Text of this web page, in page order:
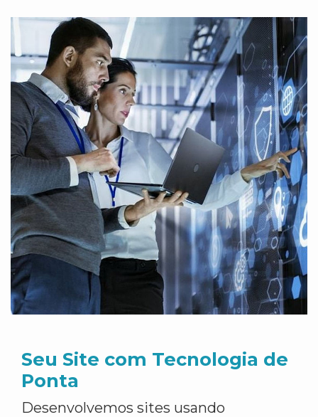
Seu Site com Tecnologia de
Ponta
Desenvolvemos sites usando